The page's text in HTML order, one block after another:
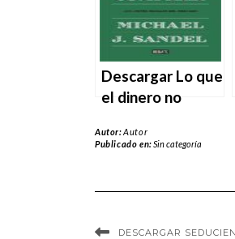
Descargar Lo que
el dinero no
Michael J. Sandel
Autor:Autor
Publicado en:Sin categoría
DESCARGAR